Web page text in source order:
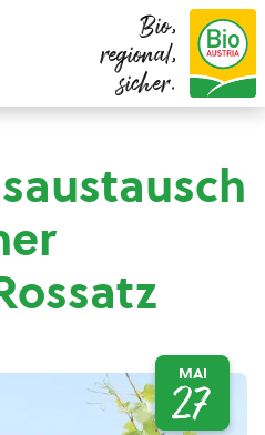
Bio,
regional,
sicher.
MAI
27